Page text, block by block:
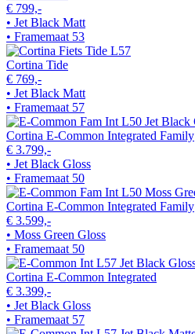
€ 799,-
• Jet Black Matt
• Framemaat 53
Cortina Tide
€ 769,-
• Jet Black Matt
• Framemaat 57
Cortina E-Common Integrated Family
€ 3.799,-
• Jet Black Gloss
• Framemaat 50
Cortina E-Common Integrated Family
€ 3.599,-
• Moss Green Gloss
• Framemaat 50
Cortina E-Common Integrated
€ 3.399,-
• Jet Black Gloss
• Framemaat 57